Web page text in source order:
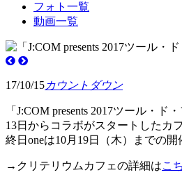
フォト一覧
動画一覧
17/10/15 カウントダウン
「J:COM presents 2017ツール・
13日からコラボがスタートしたカ
終日oneは10月19日（木）までの
→クリテリウムカフェの詳細はこ